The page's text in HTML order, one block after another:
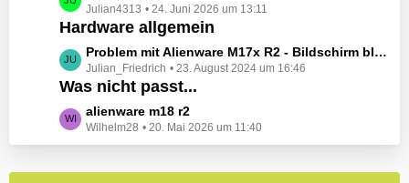
e
r
ä
g
e
e
t
z
t
e
e
r
Julian4313 24. Juni 2026 um 13:11
Hardware allgemein
L
e
t
z
t
e
Problem mit Alienware M17x R2 - Bildschirm bleibt schwarz beim Start
Julian_Friedrich 23. August 2024 um 16:46
Was nicht passt...
L
e
t
alienware m18 r2
Wilhelm28 20. Mai 2026 um 11:40